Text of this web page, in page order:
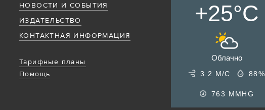
НОВОСТИ И СОБЫТИЯ
ИЗДАТЕЛЬСТВО
КОНТАКТНАЯ ИНФОРМАЦИЯ
Тарифные планы
Помощь
+25°C
Облачно
3.2 М/С 88%
763 MMHG